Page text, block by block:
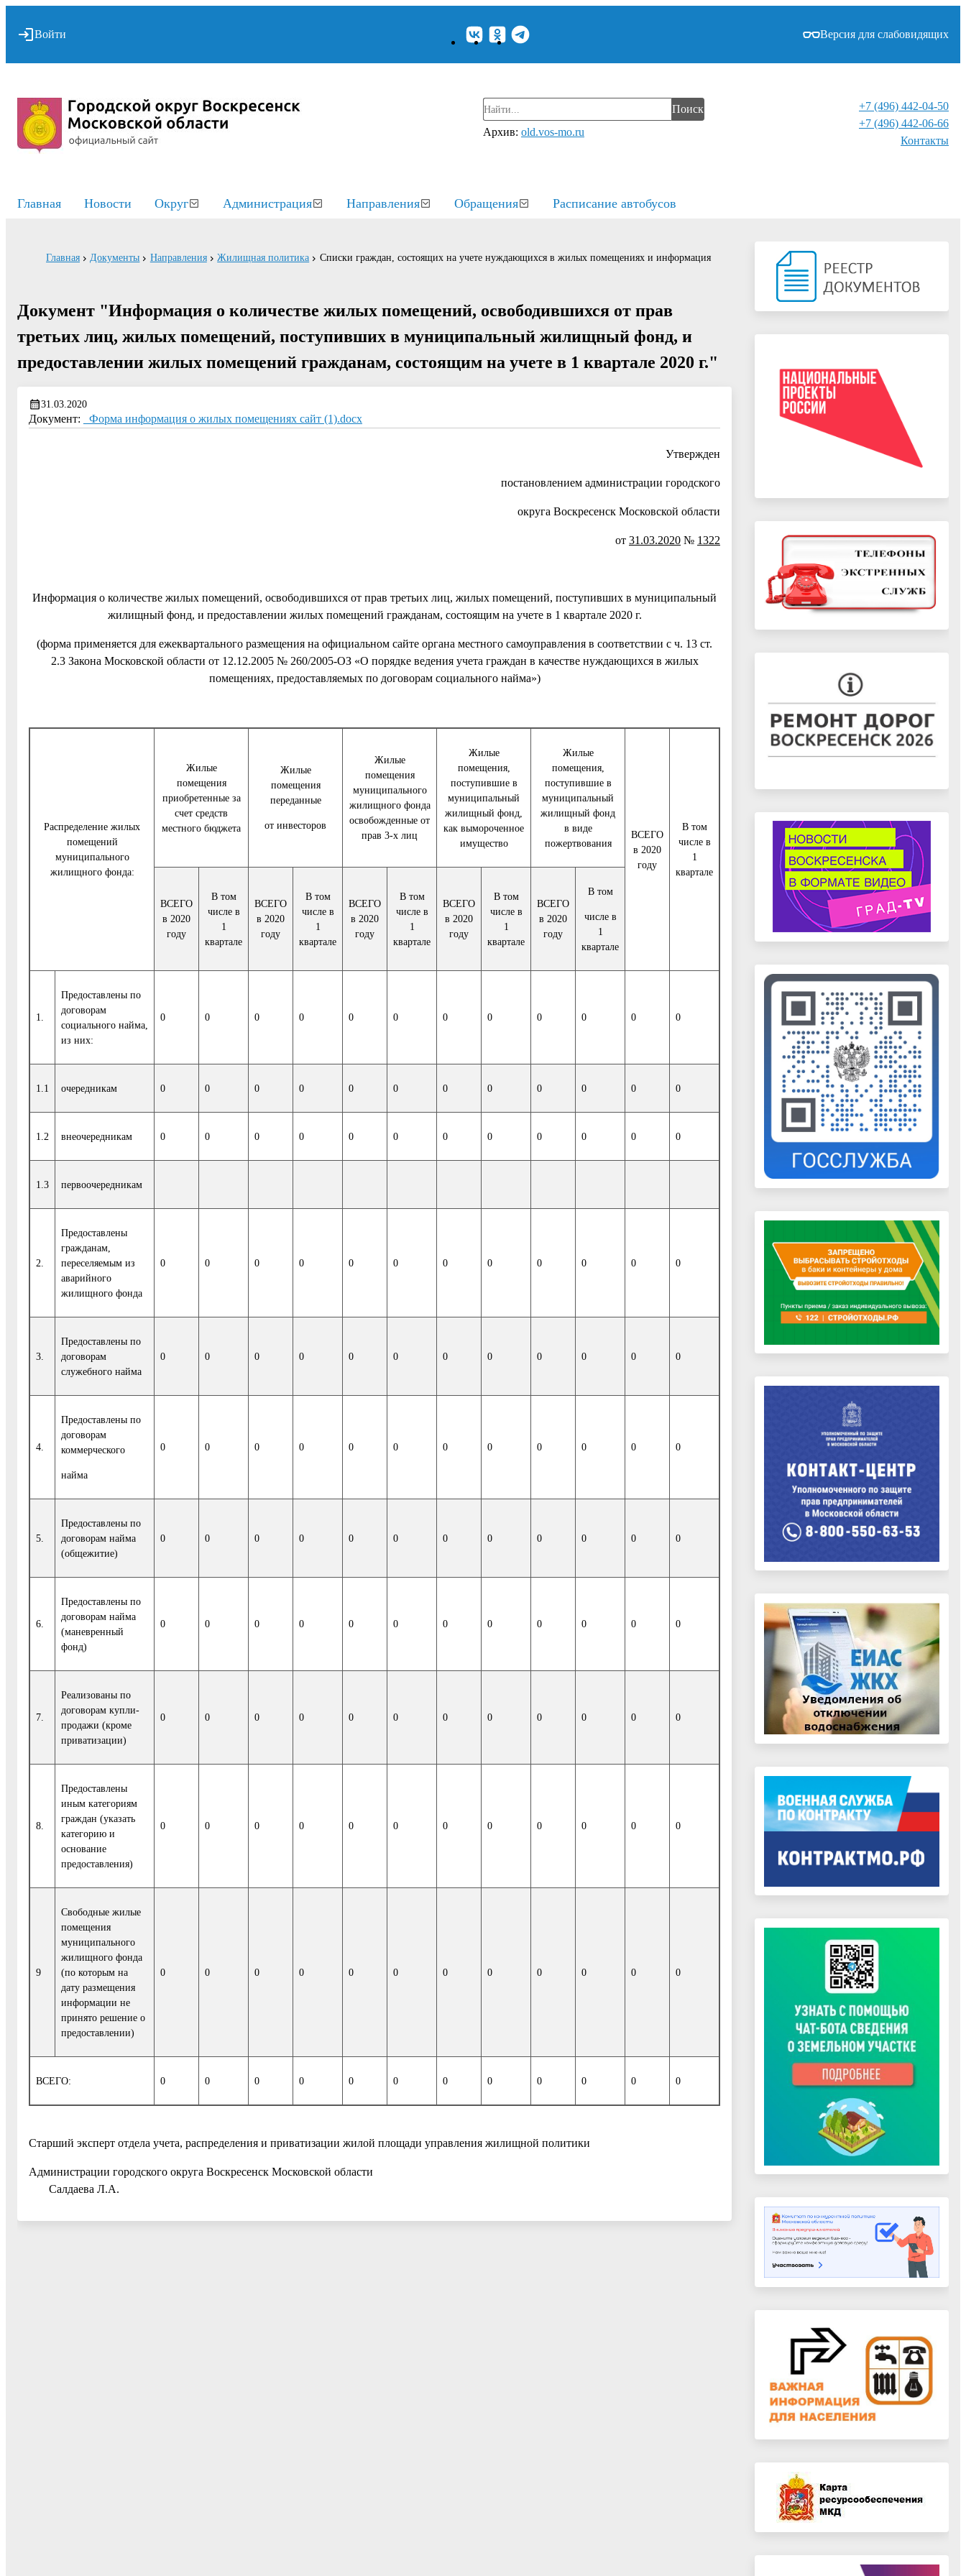
Войти Версия для слабовидящих
Поиск
Архив: old.vos-mo.ru
+7 (496) 442-04-50
+7 (496) 442-06-66
Контакты⁠
Главная Новости Округ Администрация Направления Обращения Расписание автобусов
Главная Документы Направления Жилищная политика Списки граждан, состоящих на учете нуждающихся в жилых помещениях и информация
Документ "Информация о количестве жилых помещений, освободившихся от прав
третьих лиц, жилых помещений, поступивших в муниципальный жилищный фонд, и
предоставлении жилых помещений гражданам, состоящим на учете в 1 квартале 2020 г."
31.03.2020
Документ: _Форма информация о жилых помещениях сайт (1).docx
Утвержден
постановлением администрации городского
округа Воскресенск Московской области
от 31.03.2020 № 1322
Информация о количестве жилых помещений, освободившихся от прав третьих лиц, жилых помещений, поступивших в муниципальный
жилищный фонд, и предоставлении жилых помещений гражданам, состоящим на учете в 1 квартале 2020 г.
(форма применяется для ежеквартального размещения на официальном сайте органа местного самоуправления в соответствии с ч. 13 ст.
2.3 Закона Московской области от 12.12.2005 № 260/2005-ОЗ «О порядке ведения учета граждан в качестве нуждающихся в жилых
помещениях, предоставляемых по договорам социального найма»)
Распределение жилых
помещений
муниципального
жилищного фонда:
Жилые
помещения
приобретенные за
счет средств
местного бюджета
Жилые
помещения
переданные
от инвесторов
Жилые
помещения
муниципального
жилищного фонда
освобожденные от
прав 3-х лиц
Жилые
помещения,
поступившие в
муниципальный
жилищный фонд,
как вымороченное
имущество
Жилые
помещения,
поступившие в
муниципальный
жилищный фонд
в виде
пожертвования
ВСЕГО
в 2020
году
В том
числе в
1
квартале
ВСЕГО
в 2020
году
В том
числе в
1
квартале
ВСЕГО
в 2020
году
В том
числе в
1
квартале
ВСЕГО
в 2020
году
В том
числе в
1
квартале
ВСЕГО
в 2020
году
В том
числе в
1
квартале
ВСЕГО
в 2020
году
В том
числе в
1
квартале
1.
Предоставлены по
договорам
социального найма,
из них:
0 0 0 0 0 0 0 0 0 0 0 0
1.1 очередникам 0 0 0 0 0 0 0 0 0 0 0 0
1.2 внеочередникам 0 0 0 0 0 0 0 0 0 0 0 0
1.3 первоочередникам
2.
Предоставлены
гражданам,
переселяемым из
аварийного
жилищного фонда
0 0 0 0 0 0 0 0 0 0 0 0
3.
Предоставлены по
договорам
служебного найма
0 0 0 0 0 0 0 0 0 0 0 0
4.
Предоставлены по
договорам
коммерческого
найма
0 0 0 0 0 0 0 0 0 0 0 0
5.
Предоставлены по
договорам найма
(общежитие)
0 0 0 0 0 0 0 0 0 0 0 0
6.
Предоставлены по
договорам найма
(маневренный
фонд)
0 0 0 0 0 0 0 0 0 0 0 0
7.
Реализованы по
договорам купли-
продажи (кроме
приватизации)
0 0 0 0 0 0 0 0 0 0 0 0
8.
Предоставлены
иным категориям
граждан (указать
категорию и
основание
предоставления)
0 0 0 0 0 0 0 0 0 0 0 0
9
Свободные жилые
помещения
муниципального
жилищного фонда
(по которым на
дату размещения
информации не
принято решение о
предоставлении)
0 0 0 0 0 0 0 0 0 0 0 0
ВСЕГО: 0 0 0 0 0 0 0 0 0 0 0 0
Старший эксперт отдела учета, распределения и приватизации жилой площади управления жилищной политики
Администрации городского округа Воскресенск Московской области
Салдаева Л.А.